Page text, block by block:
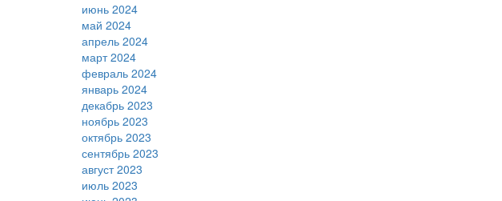
июнь 2024
май 2024
апрель 2024
март 2024
февраль 2024
январь 2024
декабрь 2023
ноябрь 2023
октябрь 2023
сентябрь 2023
август 2023
июль 2023